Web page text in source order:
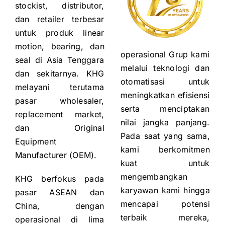
stockist, distributor,
dan retailer terbesar
untuk produk linear
motion, bearing, dan
seal di Asia Tenggara
dan sekitarnya. KHG
melayani terutama
pasar wholesaler,
replacement market,
dan Original
Equipment
Manufacturer (OEM).
KHG berfokus pada
pasar ASEAN dan
China, dengan
operasional di lima
operasional Grup kami
melalui teknologi dan
otomatisasi untuk
meningkatkan efisiensi
serta menciptakan
nilai jangka panjang.
Pada saat yang sama,
kami berkomitmen
kuat untuk
mengembangkan
karyawan kami hingga
mencapai potensi
terbaik mereka,